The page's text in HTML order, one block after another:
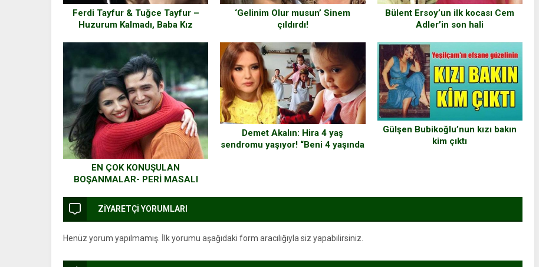
Ferdi Tayfur & Tuğce Tayfur –
Huzurum Kalmadı, Baba Kız
‘Gelinim Olur musun’ Sinem
çıldırdı!
Bülent Ersoy’un ilk kocası Cem
Adler’in son hali
EN ÇOK KONUŞULAN
BOŞANMALAR- PERİ MASALI
Demet Akalın: Hira 4 yaş
sendromu yaşıyor! “Beni 4 yaşında
Gülşen Bubikoğlu’nun kızı bakın
kim çıktı
ZİYARETÇİ YORUMLARI
Henüz yorum yapılmamış. İlk yorumu aşağıdaki form aracılığıyla siz yapabilirsiniz.